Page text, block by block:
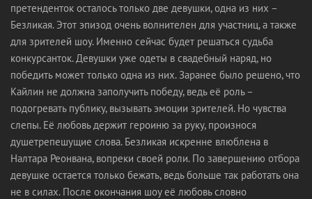
претенденток осталось только две девушки, одна из них –
Безликая. Этот эпизод очень волнителен для участниц, а также
для зрителей шоу. Именно сейчас будет решаться судьба
конкурсанток. Девушки уже одеты в свадебный наряд, но
победить может только одна из них. Заранее было решено, что
Кайлин не должна заполучить победу, ведь её роль –
подогревать публику, вызывать эмоции зрителей. Но чувства
слепы. Её любовь держит героиню за руку, произнося
душетрепешущие слова. Безликая искренне влюблена в
Налтара Реонвана, вопреки своей роли. По завершению отбора
девушке остается только бежать, ведь больше так работать она
не в силах. После окончания шоу её любовь словно